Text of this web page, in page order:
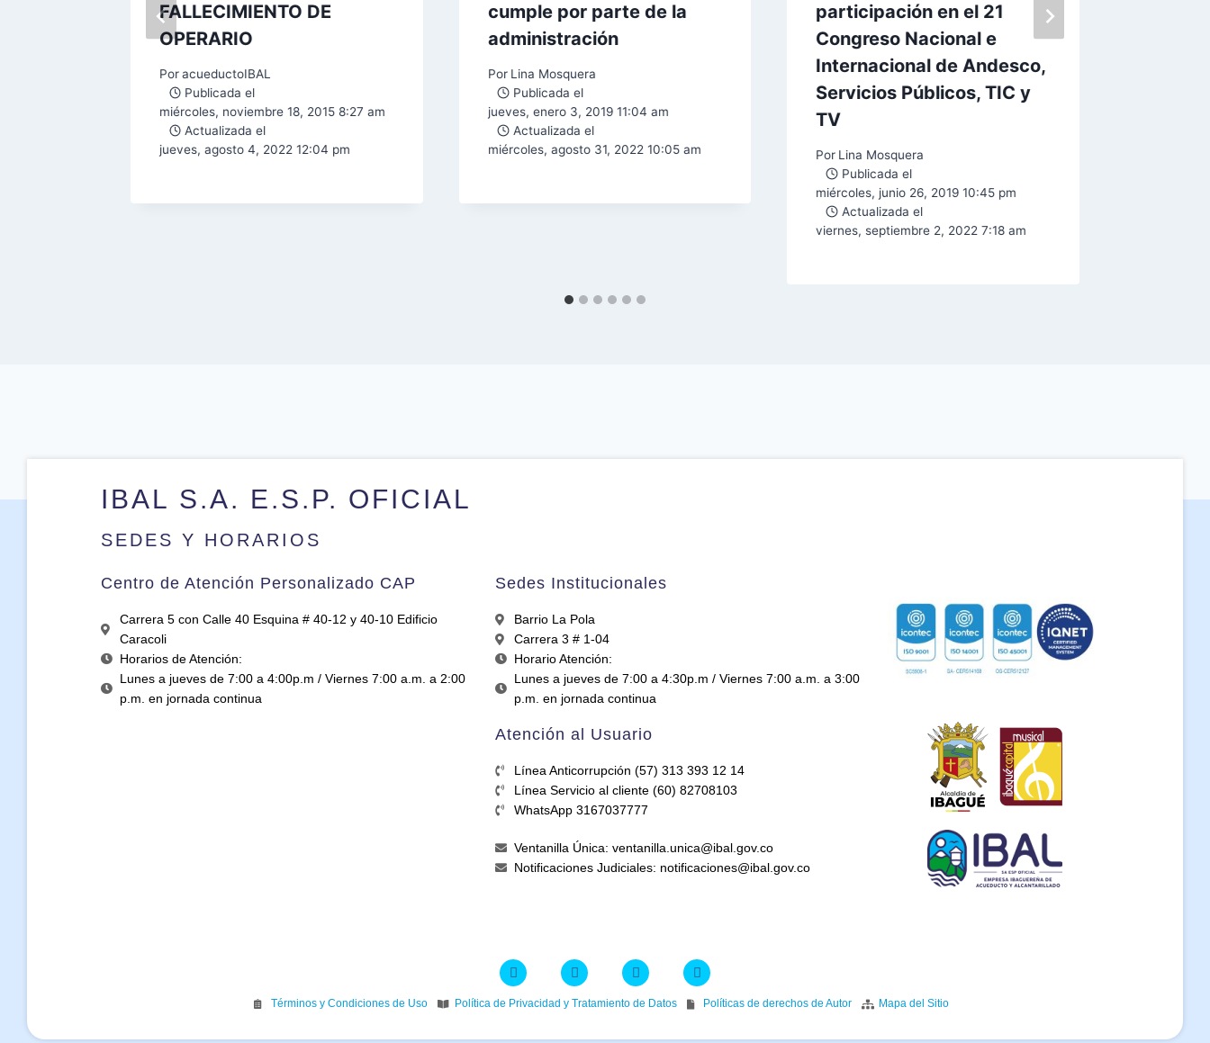
FALLECIMIENTO DE
OPERARIO
PoracueductoIBAL
Publicada el
miércoles, noviembre 18, 2015 8:27 am
Actualizada el
jueves, agosto 4, 2022 12:04 pm
cumple por parte de la
administración
Por Lina Mosquera
Publicada el
jueves, enero 3, 2019 11:04 am
Actualizada el
miércoles, agosto 31, 2022 10:05 am
participación en el 21
Congreso Nacional e
Internacional de Andesco,
Servicios Públicos, TIC y
TV
Por Lina Mosquera
Publicada el
miércoles, junio 26, 2019 10:45 pm
Actualizada el
viernes, septiembre 2, 2022 7:18 am
IBAL S.A. E.S.P. OFICIAL
SEDES Y HORARIOS
Centro de Atención Personalizado CAP
Carrera 5 con Calle 40 Esquina # 40-12 y 40-10 Edificio
Caracoli
Horarios de Atención:
Lunes a jueves de 7:00 a 4:00p.m / Viernes 7:00 a.m. a 2:00
p.m. en jornada continua
Sedes Institucionales
Barrio La Pola
Carrera 3 # 1-04
Horario Atención:
Lunes a jueves de 7:00 a 4:30p.m / Viernes 7:00 a.m. a 3:00
p.m. en jornada continua
Atención al Usuario
Línea Anticorrupción (57) 313 393 12 14
Línea Servicio al cliente (60) 82708103
WhatsApp 3167037777
Ventanilla Única: ventanilla.unica@ibal.gov.co
Notificaciones Judiciales: notificaciones@ibal.gov.co
Términos y Condiciones de Uso Política de Privacidad y Tratamiento de Datos Políticas de derechos de Autor Mapa del Sitio